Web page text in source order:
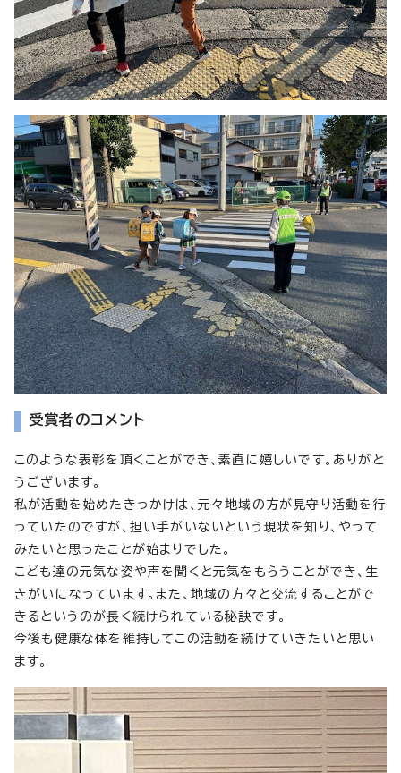
受賞者のコメント
このような表彰を頂くことができ、素直に嬉しいです。ありがと
うございます。
私が活動を始めたきっかけは、元々地域の方が見守り活動を行
っていたのですが、担い手がいないという現状を知り、やって
みたいと思ったことが始まりでした。
こども達の元気な姿や声を聞くと元気をもらうことができ、生
きがいになっています。また、地域の方々と交流することがで
きるというのが長く続けられている秘訣です。
今後も健康な体を維持してこの活動を続けていきたいと思い
ます。